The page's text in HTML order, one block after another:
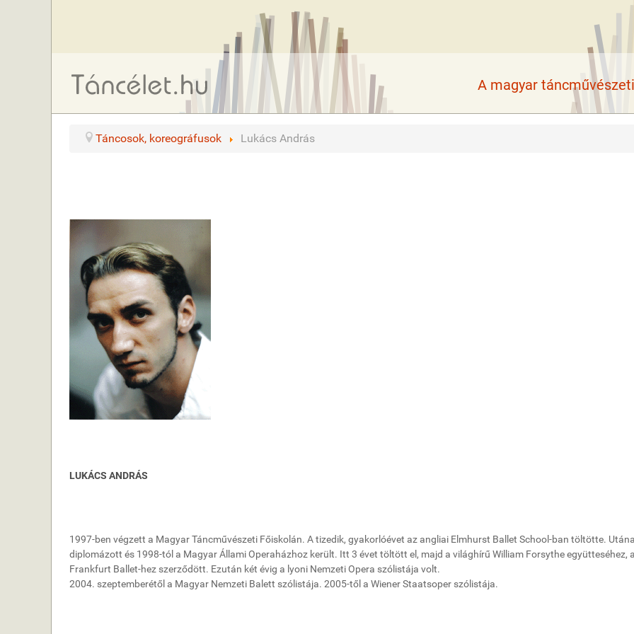
A magyar
Táncosok, koreográfusok Lukács András
LUKÁCS ANDRÁS
1997-ben végzett a Magyar Táncművészeti Főiskolán. A tizedik, gyakorlóévet az angliai Elmhurst Ballet School-ban töltötte.
diplomázott és 1998-tól a Magyar Állami Operaházhoz került. Itt 3 évet töltött el, majd a világhírű William Forsythe együtteséhez,
Frankfurt Ballet-hez szerződött. Ezután két évig a lyoni Nemzeti Opera szólistája volt.
2004. szeptemberétől a Magyar Nemzeti Balett szólistája. 2005-től a Wiener Staatsoper szólistája.